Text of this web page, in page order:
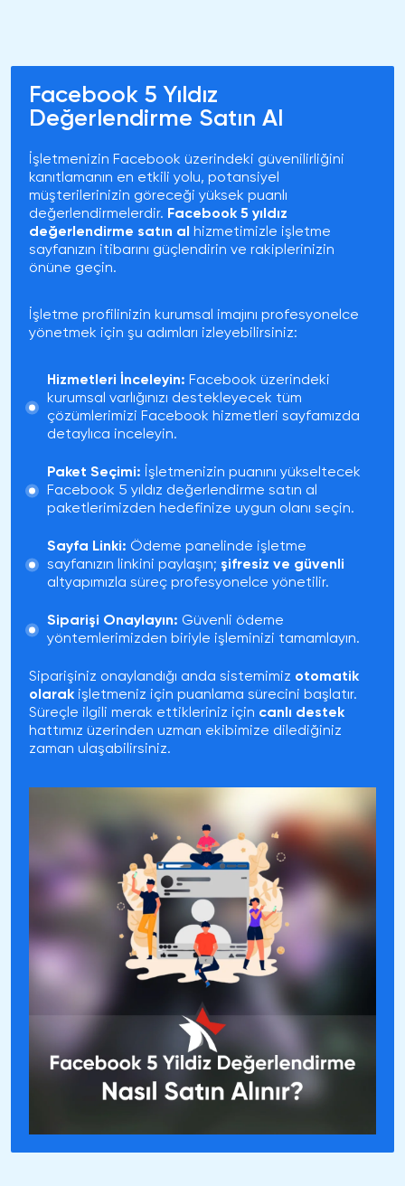
Facebook 5 Yıldız
Değerlendirme Satın Al
İşletmenizin Facebook üzerindeki güvenilirliğini
kanıtlamanın en etkili yolu, potansiyel
müşterilerinizin göreceği yüksek puanlı
değerlendirmelerdir. Facebook 5 yıldız
değerlendirme satın al
hizmetimizle işletme
sayfanızın itibarını güçlendirin ve rakiplerinizin
önüne geçin.
İşletme profilinizin kurumsal imajını profesyonelce
yönetmek için şu adımları izleyebilirsiniz:
Hizmetleri İnceleyin: Facebook üzerindeki
kurumsal varlığınızı destekleyecek tüm
çözümlerimizi Facebook hizmetleri sayfamızda
detaylıca inceleyin.
Paket Seçimi: İşletmenizin puanını yükseltecek
Facebook 5 yıldız değerlendirme satın al
paketlerimizden hedefinize uygun olanı seçin.
Sayfa Linki: Ödeme panelinde işletme
sayfanızın linkini paylaşın; şifresiz ve güvenli
altyapımızla süreç profesyonelce yönetilir.
Siparişi Onaylayın: Güvenli ödeme
yöntemlerimizden biriyle işleminizi tamamlayın.
Siparişiniz onaylandığı anda sistemimiz otomatik
olarak işletmeniz için puanlama sürecini başlatır.
Süreçle ilgili merak ettikleriniz için canlı destek
hattımız üzerinden uzman ekibimize dilediğiniz
zaman ulaşabilirsiniz.